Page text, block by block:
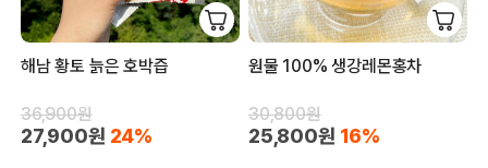
해남 황토 늙은 호박즙
36,900원
27,900원 24%
원물 100% 생강레몬홍차
30,800원
25,800원 16%